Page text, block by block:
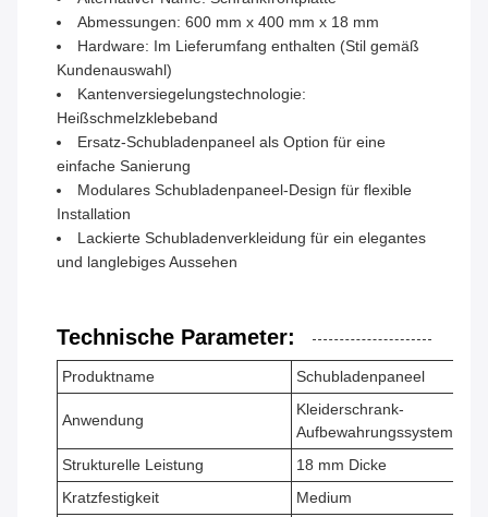
Abmessungen: 600 mm x 400 mm x 18 mm
Hardware: Im Lieferumfang enthalten (Stil gemäß
Kundenauswahl)
Kantenversiegelungstechnologie:
Heißschmelzklebeband
Ersatz-Schubladenpaneel als Option für eine
einfache Sanierung
Modulares Schubladenpaneel-Design für flexible
Installation
Lackierte Schubladenverkleidung für ein elegantes
und langlebiges Aussehen
Technische Parameter:
Produktname Schubladenpaneel
Anwendung
Kleiderschrank-
Aufbewahrungssysteme
Strukturelle Leistung
18 mm Dicke
Kratzfestigkeit
Medium